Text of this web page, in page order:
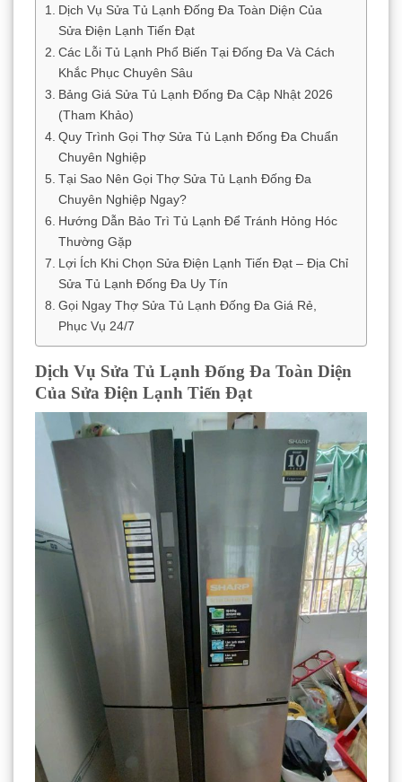
Dịch Vụ Sửa Tủ Lạnh Đống Đa Toàn Diện Của
Sửa Điện Lạnh Tiến Đạt
Các Lỗi Tủ Lạnh Phổ Biến Tại Đống Đa Và Cách
Khắc Phục Chuyên Sâu
Bảng Giá Sửa Tủ Lạnh Đống Đa Cập Nhật 2026
(Tham Khảo)
Quy Trình Gọi Thợ Sửa Tủ Lạnh Đống Đa Chuẩn
Chuyên Nghiệp
Tại Sao Nên Gọi Thợ Sửa Tủ Lạnh Đống Đa
Chuyên Nghiệp Ngay?
Hướng Dẫn Bảo Trì Tủ Lạnh Để Tránh Hỏng Hóc
Thường Gặp
Lợi Ích Khi Chọn Sửa Điện Lạnh Tiến Đạt – Địa Chỉ
Sửa Tủ Lạnh Đống Đa Uy Tín
Gọi Ngay Thợ Sửa Tủ Lạnh Đống Đa Giá Rẻ,
Phục Vụ 24/7
Dịch Vụ Sửa Tủ Lạnh Đống Đa Toàn Diện
Của Sửa Điện Lạnh Tiến Đạt